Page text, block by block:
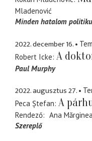
Mladenović
Minden hatalom
2022. december 16.
Robert Icke A
Paul Murphy
2022. augusztus 27.
Peca Ștefan A
Rendező
Ana
Szereplő